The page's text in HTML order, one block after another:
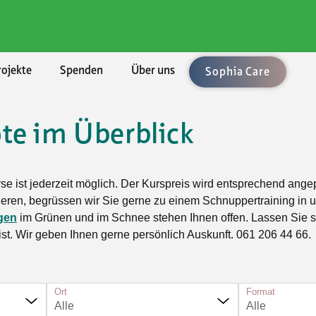
Unterstützung Testament
Testament-Konfigurator
Natur, Kultur
Spiel
und Singen
Achtsamkeit
Ballsport
Stadt
Spenden Über uns Sophia Care
im Überblick
ist jederzeit möglich. Der Kurspreis wird entsprechend
begrüssen wir Sie gerne zu einem Schnuppertraining in
im Grünen und im Schnee stehen Ihnen offen. Lassen Sie
Wir geben Ihnen gerne persönlich Auskunft. 061 206 44 66.
Ort
Alle
Format
Alle